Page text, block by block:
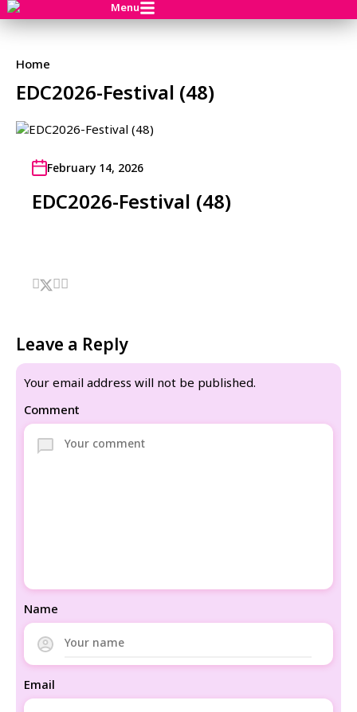
Menu
Home
EDC2026-Festival (48)
February 14, 2026
EDC2026-Festival (48)
Leave a Reply
Your email address will not be published.
Comment
Name
Email